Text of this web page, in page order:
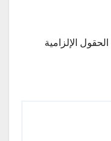
الحقول الإلزامية